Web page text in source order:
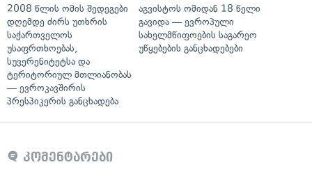
2008 წლის ომის შედეგები
დღემდე ძირს უთხრის
საქართველოს
უსაფრთხოებას,
სუვერენიტეტსა და
ტერიტორიულ მთლიანობას
— ევროკავშირის
პრესპიკერის განცხადება
აგვისტოს ომიდან 18 წელი
გავიდა — ევროპული
სახელმწიფოების საგარეო
უწყებების განცხადებები
კომენტარები